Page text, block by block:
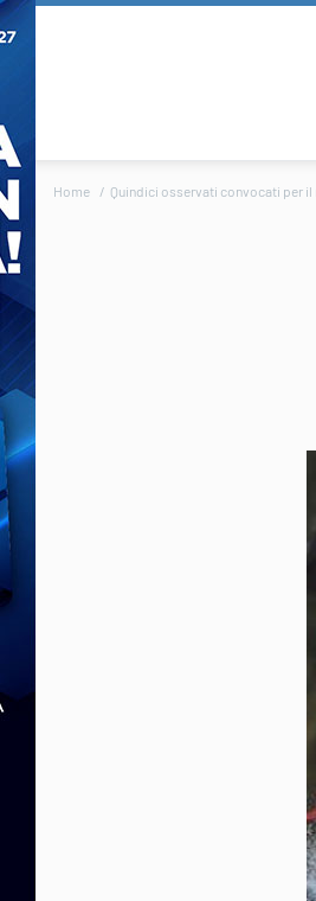
Home Quindici osservati convocati per